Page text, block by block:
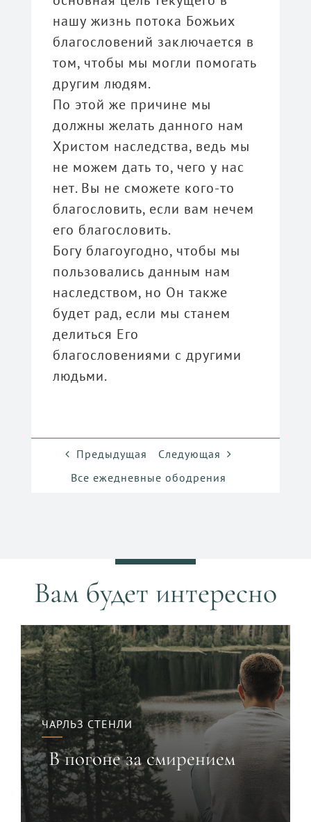
нашу жизнь потока Божьих
благословений заключается в
том, чтобы мы могли помогать
другим людям.
По этой же причине мы
должны желать данного нам
Христом наследства, ведь мы
не можем дать то, чего у нас
нет. Вы не сможете кого-то
благословить, если вам нечем
его благословить.
Богу благоугодно, чтобы мы
пользовались данным нам
наследством, но Он также
будет рад, если мы станем
делиться Его
благословениями с другими
людьми.
Предыдущая
Следующая
Все ежедневные ободрения
Вам будет интересно
ЧАРЛЬЗ СТЕНЛИ
В погоне за смирением